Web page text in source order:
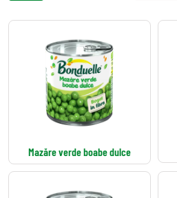
Mazăre verde boabe dulce